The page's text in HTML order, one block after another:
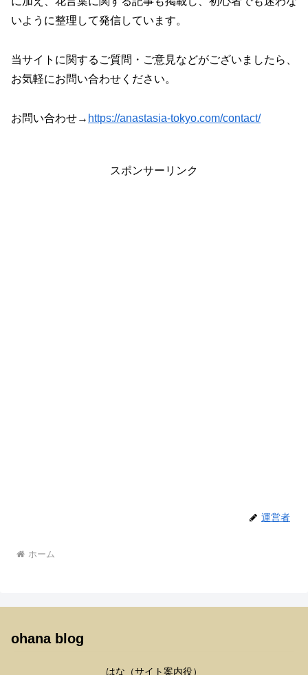
いように整理して発信しています。
当サイトに関するご質問・ご意見などがございましたら、
お気軽にお問い合わせください。
お問い合わせ→ https://anastasia-tokyo.com/contact/
スポンサーリンク
運営者
ホーム
ohana blog
はな（サイト案内役）